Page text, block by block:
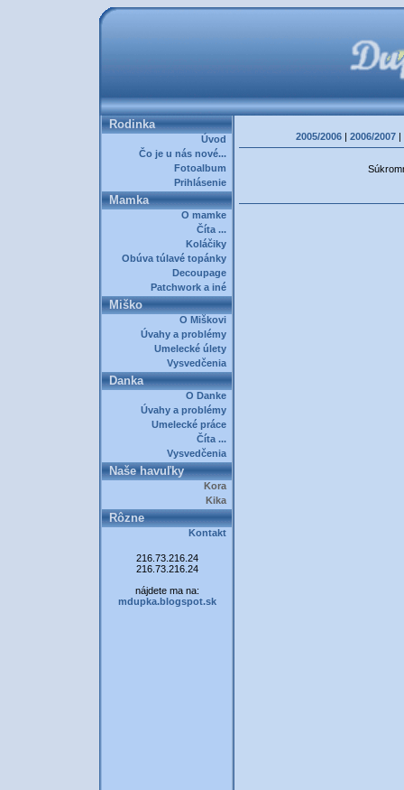
Rodinka
Úvod
Čo je u nás nové...
Fotoalbum
Prihlásenie
Mamka
O mamke
Číta ...
Koláčiky
Obúva túlavé topánky
Decoupage
Patchwork a iné
Miško
O Miškovi
Úvahy a problémy
Umelecké úlety
Vysvedčenia
Danka
O Danke
Úvahy a problémy
Umelecké práce
Číta ...
Vysvedčenia
Naše havuľky
Kora
Kika
Rôzne
Kontakt
216.73.216.24
216.73.216.24
nájdete ma na:
mdupka.blogspot.sk
2005/2006 | 2006/2007 |